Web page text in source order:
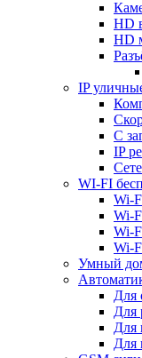
HD
HD
IP
С
IP
WI-FI
Wi-
Wi-
Wi-
Wi-
Умный
Для
Для
Для
Для